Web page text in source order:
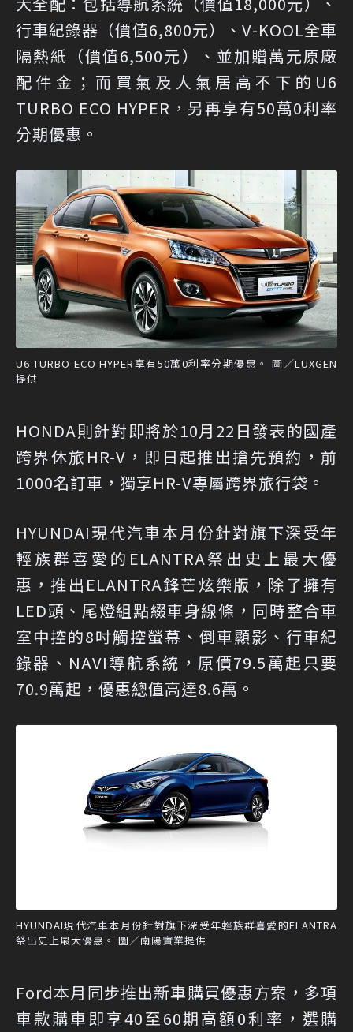
行車紀錄器（價值6,800元）、V-KOOL全車
隔熱紙（價值6,500元）、並加贈萬元原廠
配件金；而買氣及人氣居高不下的U6
TURBO ECO HYPER，另再享有50萬0利率
分期優惠。
U6 TURBO ECO HYPER享有50萬0利率分期優惠。 圖／LUXGEN
提供
HONDA則針對即將於10月22日發表的國產
跨界休旅HR-V，即日起推出搶先預約，前
1000名訂車，獨享HR-V專屬跨界旅行袋。
HYUNDAI現代汽車本月份針對旗下深受年
輕族群喜愛的ELANTRA祭出史上最大優
惠，推出ELANTRA鋒芒炫樂版，除了擁有
LED頭、尾燈組點綴車身線條，同時整合車
室中控的8吋觸控螢幕、倒車顯影、行車紀
錄器、NAVI導航系統，原價79.5萬起只要
70.9萬起，優惠總值高達8.6萬。
HYUNDAI現代汽車本月份針對旗下深受年輕族群喜愛的ELANTRA
祭出史上最大優惠。 圖／南陽實業提供
Ford本月同步推出新車購買優惠方案，多項
車款購車即享40至60期高額0利率，選購